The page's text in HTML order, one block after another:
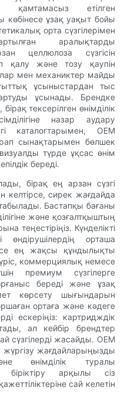
қамтамасыз етілген
көбінесе ұзақ уақыт бойы
орта сүзгілерімен
аралықтарды
целлюлоза сүзгісін
қалу және тозу қаупін
мен механиктер майды
ұсыныстардан тыс
ұсынады. Брендке
тексерілген өнімділік
назар аудару
каталогтарымен, OEM
сынақтарымен бөлшек
түрде ұқсас өнім
береді.
бірақ ең арзан сүзгі
келтірсе, сирек жағдайда
Бастапқы бағаны
және қозғалтқыштың
теңестіріңіз. Күнделікті
өндірушілердің орташа
ең жақсы құндылықты
коммерциялық немесе
премиум сүзгілерге
береді және ұзақ
көрсету шығындарын
ортаға және кәдеге
ескеріңіз: картридждік
ал кейбір брендтер
сүзгілерді жасайды. OEM
жүргізу жағдайларыңызды
өнімділік туралы
біріктіру арқылы сіз
сай келетін